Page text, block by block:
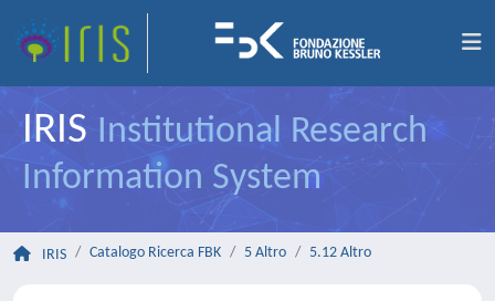
IRIS Institutional Research
Information System
IRIS Catalogo Ricerca FBK 5 Altro 5.12 Altro